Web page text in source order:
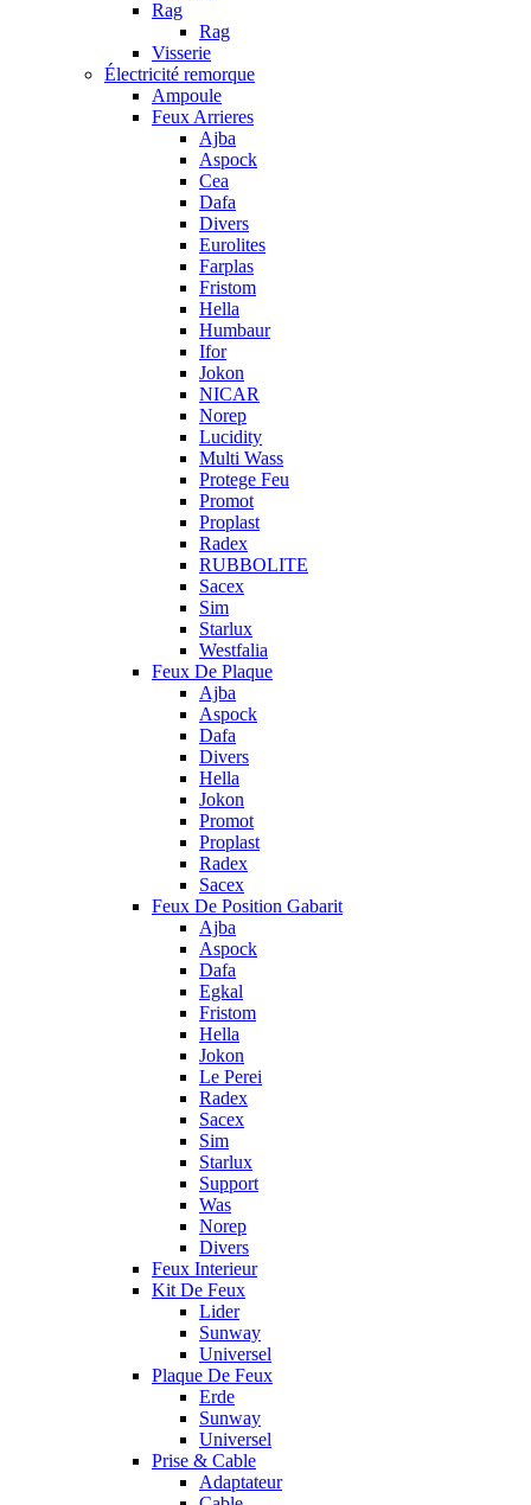
Rag
Rag
Visserie
Électricité remorque
Ampoule
Feux Arrieres
Ajba
Aspock
Cea
Dafa
Divers
Eurolites
Farplas
Fristom
Hella
Humbaur
Ifor
Jokon
NICAR
Norep
Lucidity
Multi Wass
Protege Feu
Promot
Proplast
Radex
RUBBOLITE
Sacex
Sim
Starlux
Westfalia
Feux De Plaque
Ajba
Aspock
Dafa
Divers
Hella
Jokon
Promot
Proplast
Radex
Sacex
Feux De Position Gabarit
Ajba
Aspock
Dafa
Egkal
Fristom
Hella
Jokon
Le Perei
Radex
Sacex
Sim
Starlux
Support
Was
Norep
Divers
Feux Interieur
Kit De Feux
Lider
Sunway
Universel
Plaque De Feux
Erde
Sunway
Universel
Prise & Cable
Adaptateur